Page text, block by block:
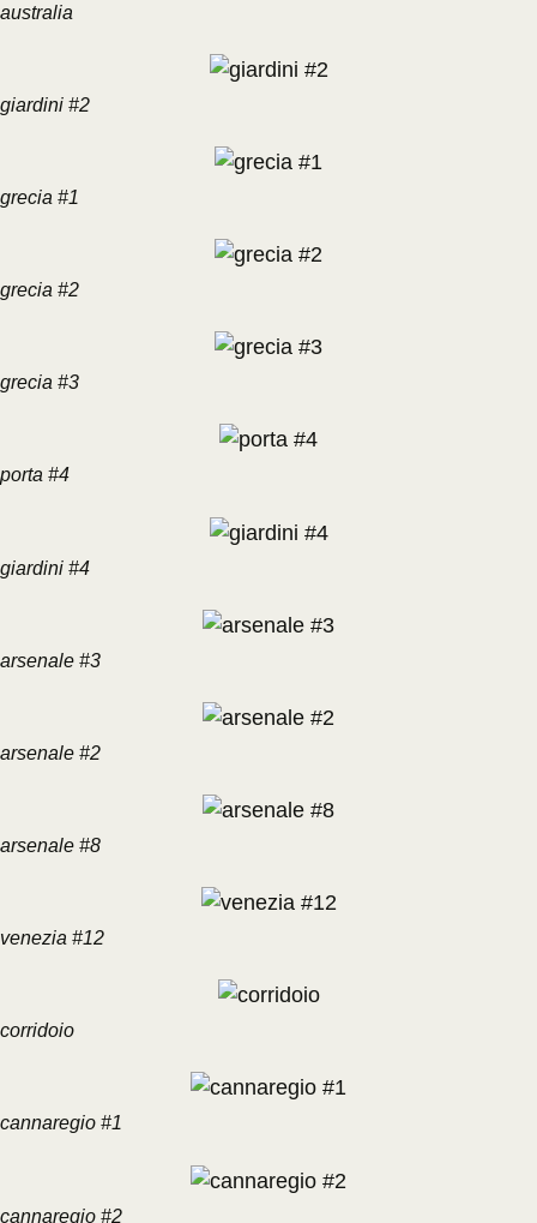
australia
giardini #2
grecia #1
grecia #2
grecia #3
porta #4
giardini #4
arsenale #3
arsenale #2
arsenale #8
venezia #12
corridoio
cannaregio #1
cannaregio #2